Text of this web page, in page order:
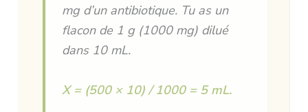
mg d’un antibiotique. Tu as un
flacon de 1 g (1000 mg) dilué
dans 10 mL.
X = (500 × 10) / 1000 = 5 mL.